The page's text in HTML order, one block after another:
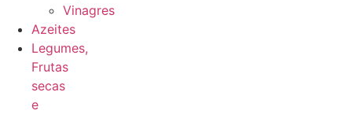
Vinagres
Azeites
Legumes,
Frutas
secas
e